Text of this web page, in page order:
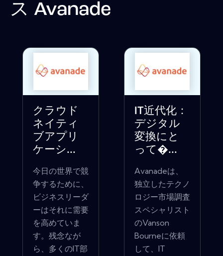
ス Avanade
クラウド
ネイティ
ブアプリ
ケーシ...
今日の世界で競
争するために、
ビジネスリーダ
ーはそれに需要
を高めていま
す。残念なが
ら、多くのIT部
IT近代化：
デジタル
変換にと
って�...
Avanadeは、
独立したテクノ
ロジー市場調査
スペシャリスト
のVanson
Bourneに依頼
して、IT